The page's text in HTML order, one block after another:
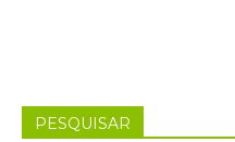
PESQUISAR